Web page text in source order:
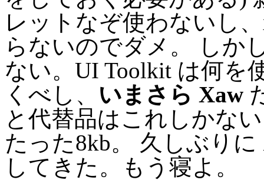
レットなぞ使わないし
らないのでダメ。 しか
ない。UI Toolkit は何を
くべし、 いまさら Xaw
と代替品はこれしかな
たった8kb。 久しぶり
してきた。もう寝よ。